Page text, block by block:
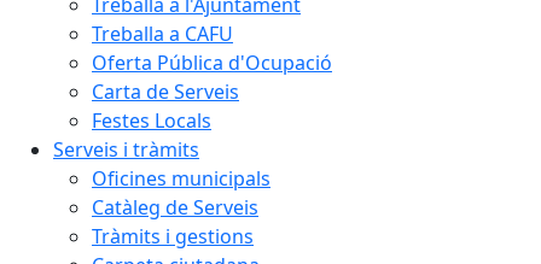
Treballa a CAFU
Oferta Pública d'Ocupació
Carta de Serveis
Festes Locals
Serveis i tràmits
Oficines municipals
Catàleg de Serveis
Tràmits i gestions